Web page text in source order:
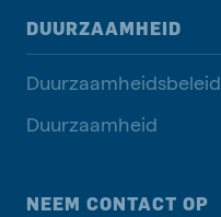
DUURZAAMHEID
Duurzaamheidsbeleid
Duurzaamheid
NEEM CONTACT OP